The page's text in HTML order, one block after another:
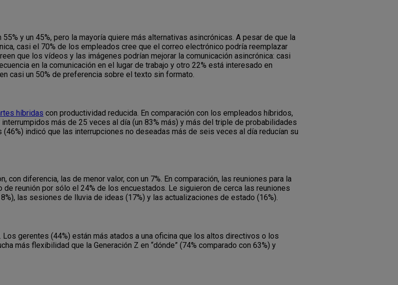
y un 45%, pero la mayoría quiere más alternativas asincrónicas. A pesar de que la
casi el 70% de los empleados cree que el correo electrónico podría reemplazar
que los vídeos y las imágenes podrían mejorar la comunicación asincrónica: casi
en la comunicación en el lugar de trabajo y otro 22% está interesado en
casi un 50% de preferencia sobre el texto sin formato.
híbridas con productividad reducida. En comparación con los empleados híbridos,
más de 25 veces al día (un 83% más) y más del triple de probabilidades
indicó que las interrupciones no deseadas más de seis veces al día reducían su
diferencia, las de menor valor, con un 7%. En comparación, las reuniones para la
reunión por sólo el 24% de los encuestados. Le siguieron de cerca las reuniones
las sesiones de lluvia de ideas (17%) y las actualizaciones de estado (16%).
gerentes (44%) están más atados a una oficina que los altos directivos o los
más flexibilidad que la Generación Z en “dónde” (74% comparado con 63%) y